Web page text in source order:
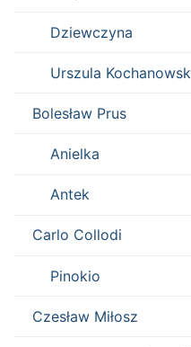
Dziewczyna
Urszula
Bolesław Prus
Anielka
Antek
Carlo Collodi
Pinokio
Czesław Miłosz